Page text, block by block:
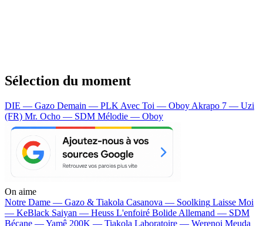
Sélection du moment
DIE — Gazo Demain — PLK Avec Toi — Oboy Akrapo 7 — Uzi
(FR) Mr. Ocho — SDM Mélodie — Oboy
On aime
Notre Dame — Gazo & Tiakola Casanova — Soolking Laisse Moi
— KeBlack Saiyan — Heuss L'enfoiré Bolide Allemand — SDM
Bécane —Yamê 200K — Tiakola Laboratoire — Werenoi Meuda